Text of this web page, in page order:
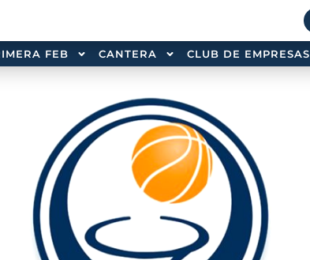
FEB CANTERA CLUB DE EMPRESAS